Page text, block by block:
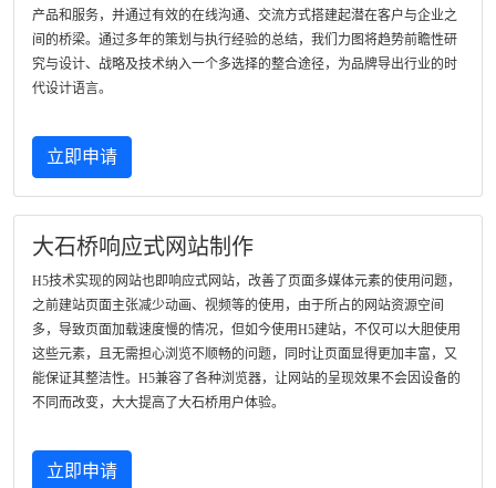
产品和服务，并通过有效的在线沟通、交流方式搭建起潜在客户与企业之
间的桥梁。通过多年的策划与执行经验的总结，我们力图将趋势前瞻性研
究与设计、战略及技术纳入一个多选择的整合途径，为品牌导出行业的时
代设计语言。
立即申请
大石桥响应式网站制作
H5技术实现的网站也即响应式网站，改善了页面多媒体元素的使用问题，
之前建站页面主张减少动画、视频等的使用，由于所占的网站资源空间
多，导致页面加载速度慢的情况，但如今使用H5建站，不仅可以大胆使用
这些元素，且无需担心浏览不顺畅的问题，同时让页面显得更加丰富，又
能保证其整洁性。H5兼容了各种浏览器，让网站的呈现效果不会因设备的
不同而改变，大大提高了大石桥用户体验。
立即申请